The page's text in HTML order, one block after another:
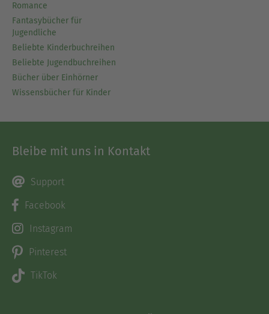
Romance
Fantasybücher für
Jugendliche
Beliebte Kinderbuchreihen
Beliebte Jugendbuchreihen
Bücher über Einhörner
Wissensbücher für Kinder
Bleibe mit uns in Kontakt
Support
Facebook
Instagram
Pinterest
TikTok